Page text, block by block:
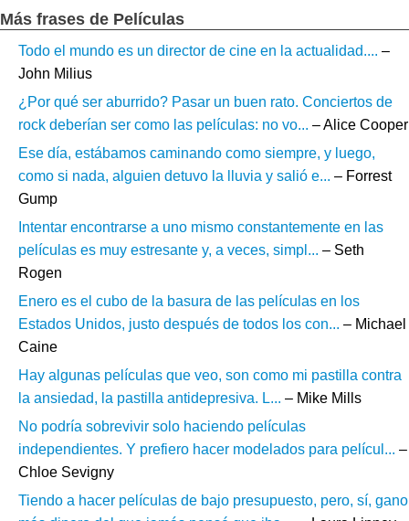
Más frases de Películas
Todo el mundo es un director de cine en la actualidad.... –
John Milius
¿Por qué ser aburrido? Pasar un buen rato. Conciertos de
rock deberían ser como las películas: no vo... – Alice Cooper
Ese día, estábamos caminando como siempre, y luego,
como si nada, alguien detuvo la lluvia y salió e... – Forrest
Gump
Intentar encontrarse a uno mismo constantemente en las
películas es muy estresante y, a veces, simpl... – Seth
Rogen
Enero es el cubo de la basura de las películas en los
Estados Unidos, justo después de todos los con... – Michael
Caine
Hay algunas películas que veo, son como mi pastilla contra
la ansiedad, la pastilla antidepresiva. L... – Mike Mills
No podría sobrevivir solo haciendo películas
independientes. Y prefiero hacer modelados para películ... –
Chloe Sevigny
Tiendo a hacer películas de bajo presupuesto, pero, sí, gano